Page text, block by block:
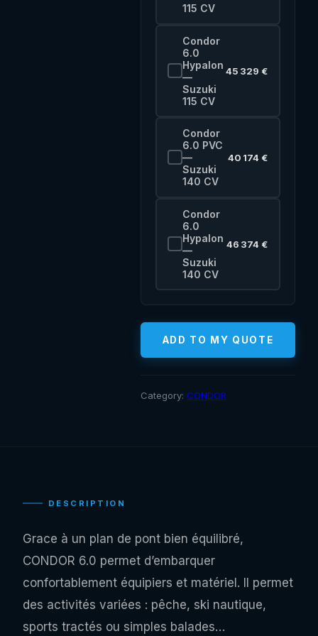
115 CV
Condor
6.0
Hypalon
—
Suzuki
115 CV
45 329 €
Condor
6.0 PVC
—
Suzuki
140 CV
40 174 €
Condor
6.0
Hypalon
—
Suzuki
140 CV
46 374 €
ADD TO MY QUOTE
Category: CONDOR
DESCRIPTION
Grace à un plan de pont bien équilibré,
CONDOR 6.0 permet d’embarquer
confortablement équipiers et matériel. Il permet
des activités variées : pêche, ski nautique,
sports tractés ou simples balades…